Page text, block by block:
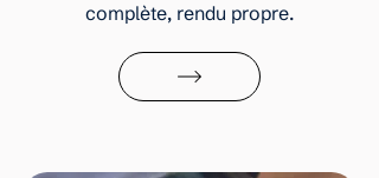
complète, rendu propre.